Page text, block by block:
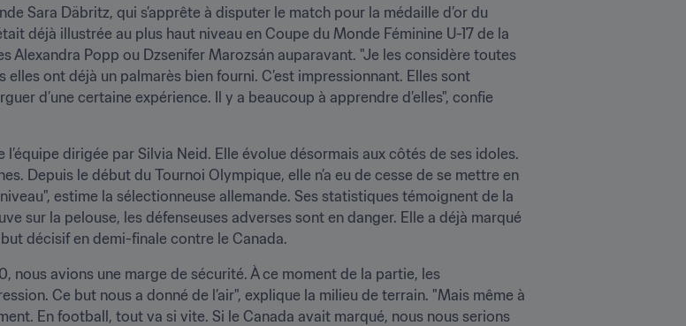
Sara Däbritz, qui s’apprête à disputer le match pour la médaille d’or du
déjà illustrée au plus haut niveau en Coupe du Monde Féminine U-17 de la
Alexandra Popp ou Dzsenifer Marozsán auparavant. "Je les considère toutes
ont déjà un palmarès bien fourni. C’est impressionnant. Elles sont
d’une certaine expérience. Il y a beaucoup à apprendre d’elles", confie
dirigée par Silvia Neid. Elle évolue désormais aux côtés de ses idoles.
Depuis le début du Tournoi Olympique, elle n’a eu de cesse de se mettre en
estime la sélectionneuse allemande. Ses statistiques témoignent de la
sur la pelouse, les défenseuses adverses sont en danger. Elle a déjà marqué
décisif en demi-finale contre le Canada.
nous avions une marge de sécurité. À ce moment de la partie, les
Ce but nous a donné de l’air", explique la milieu de terrain. "Mais même à
En football, tout va si vite. Si le Canada avait marqué, nous nous serions